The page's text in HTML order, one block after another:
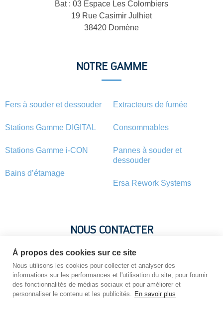
Bat : 03 Espace Les Colombiers
19 Rue Casimir Julhiet
38420 Domène
NOTRE GAMME
Fers à souder et dessouder
Stations Gamme DIGITAL
Stations Gamme i-CON
Bains d’étamage
Extracteurs de fumée
Consommables
Pannes à souder et
dessouder
Ersa Rework Systems
NOUS CONTACTER
Vous avez une question ? Vous souhaitez une information sur
un produit ? N’hésitez pas : contactez-nous !
À propos des cookies sur ce site
Nous utilisons les cookies pour collecter et analyser des
informations sur les performances et l'utilisation du site, pour fournir
des fonctionnalités de médias sociaux et pour améliorer et
personnaliser le contenu et les publicités. En savoir plus